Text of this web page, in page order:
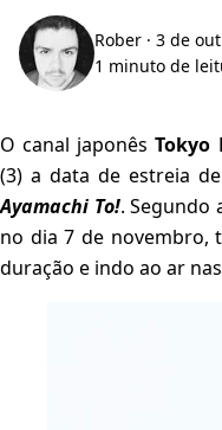
Rober · 3 de
1 minuto de
O canal japonêsTokyo
(3) a data de estreia
Ayamachi To!. Segundo
no dia 7 de novembro,
duração e indo ao ar